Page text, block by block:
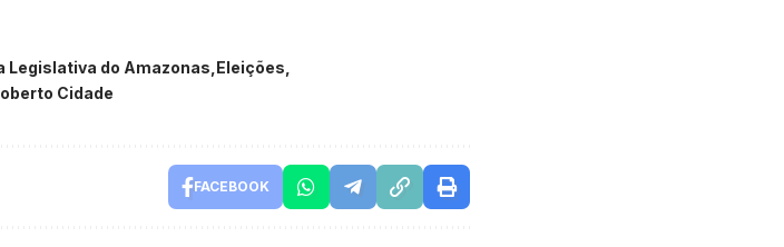
Legislativa do Amazonas Eleições
Cidade
FACEBOOK